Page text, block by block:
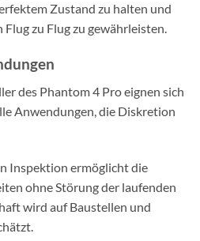
Zustand zu halten und
zu Flug zu gewährleisten.
des Phantom 4 Pro eignen sich
Anwendungen, die Diskretion
Inspektion ermöglicht die
ohne Störung der laufenden
wird auf Baustellen und